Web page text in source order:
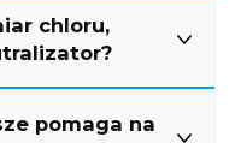
wiąże się z
oraz pogorszeniem
z basenu następuje
zakresu oraz po
chloru,
UV to
obniża chlor bez
pomaga na